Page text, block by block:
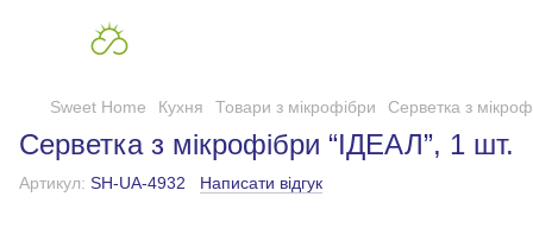
Sweet Home Кухня Товари з мікрофібри Серветка з
Серветка з мікрофібри “ІДЕАЛ”, 1 шт.
Артикул: SH-UA-4932 Написати відгук